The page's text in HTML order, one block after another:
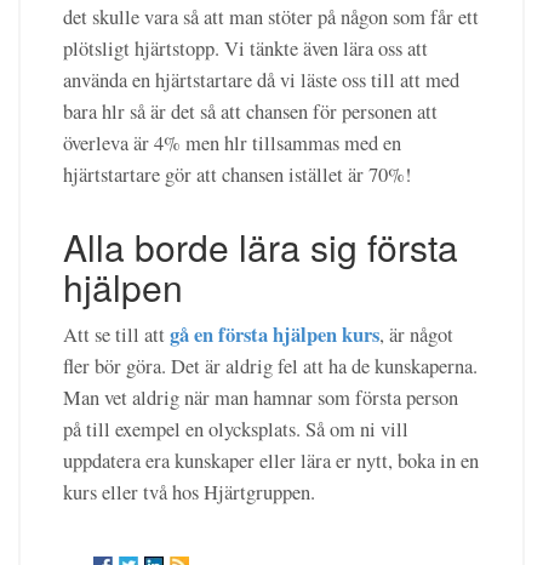
det skulle vara så att man stöter på någon som får ett
plötsligt hjärtstopp. Vi tänkte även lära oss att
använda en hjärtstartare då vi läste oss till att med
bara hlr så är det så att chansen för personen att
överleva är 4% men hlr tillsammas med en
hjärtstartare gör att chansen istället är 70%!
Alla borde lära sig första
hjälpen
Att se till attgå en första hjälpen kurs, är något
fler bör göra. Det är aldrig fel att ha de kunskaperna.
Man vet aldrig när man hamnar som första person
på till exempel en olycksplats. Så om ni vill
uppdatera era kunskaper eller lära er nytt, boka in en
kurs eller två hos Hjärtgruppen.